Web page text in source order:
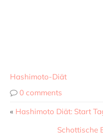
Hashimoto-Diät
0 comments
« Hashimoto Diät: Start
Schottische